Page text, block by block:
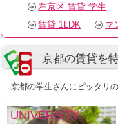
左京区 賃貸 学生
賃貸 1LDK
マ
京都の賃貸を
京都の学生さんにピッタリ
UNIVERSITY